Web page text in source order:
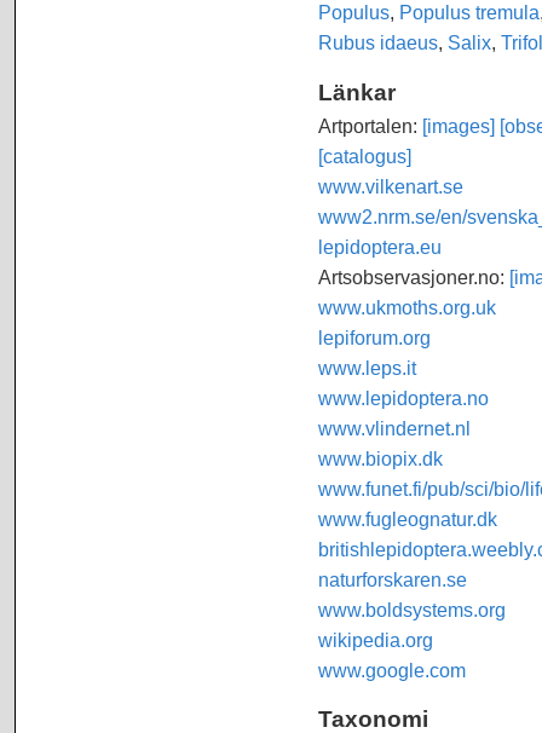
Populus, Populus tremula
Rubus idaeus, Salix,
Länkar
Artportalen: [images]
[catalogus]
www.vilkenart.se
www2.nrm.se/en/
lepidoptera.eu
Artsobservasjoner.no:
www.ukmoths.org.uk
lepiforum.org
www.leps.it
www.lepidoptera.no
www.vlindernet.nl
www.biopix.dk
www.funet.fi/pub/sci/bio/
www.fugleognatur.dk
naturforskaren.se
www.boldsystems.org
wikipedia.org
www.google.com
Taxonomi